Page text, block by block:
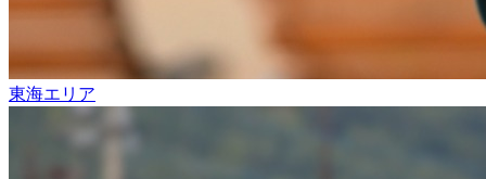
東海エリア